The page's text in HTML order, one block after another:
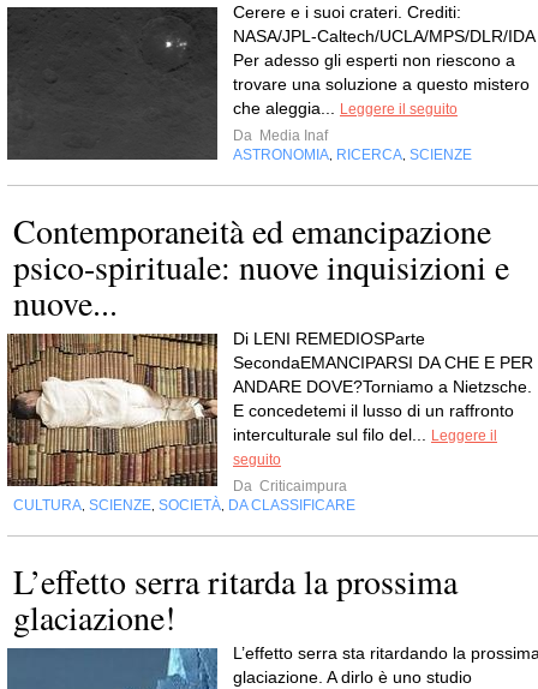
Cerere e i suoi crateri. Crediti:
NASA/JPL-Caltech/UCLA/MPS/DLR/IDA
Per adesso gli esperti non riescono a
trovare una soluzione a questo mistero
che aleggia...
Leggere il seguito
Da Media Inaf
ASTRONOMIA RICERCA SCIENZE
Contemporaneità ed emancipazione
psico-spirituale: nuove inquisizioni e
nuove...
Di LENI REMEDIOSParte
SecondaEMANCIPARSI DA CHE E PER
ANDARE DOVE?Torniamo a Nietzsche.
E concedetemi il lusso di un raffronto
interculturale sul filo del...
Leggere il
seguito
Da Criticaimpura
CULTURA SCIENZE SOCIETÀ DA CLASSIFICARE
L’effetto serra ritarda la prossima
glaciazione!
L’effetto serra sta ritardando la
glaciazione. A dirlo è uno studio